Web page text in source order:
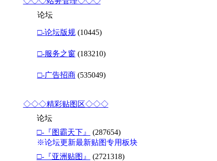
论坛
□-论坛版规 (10445)
□-服务之窗 (183210)
□-广告招商 (535049)
◇◇◇精彩贴图区◇◇◇
论坛
□-『图霸天下』
(287654)
※论坛更新最新贴图专用板块
□-『亚洲贴图』
(2721318)